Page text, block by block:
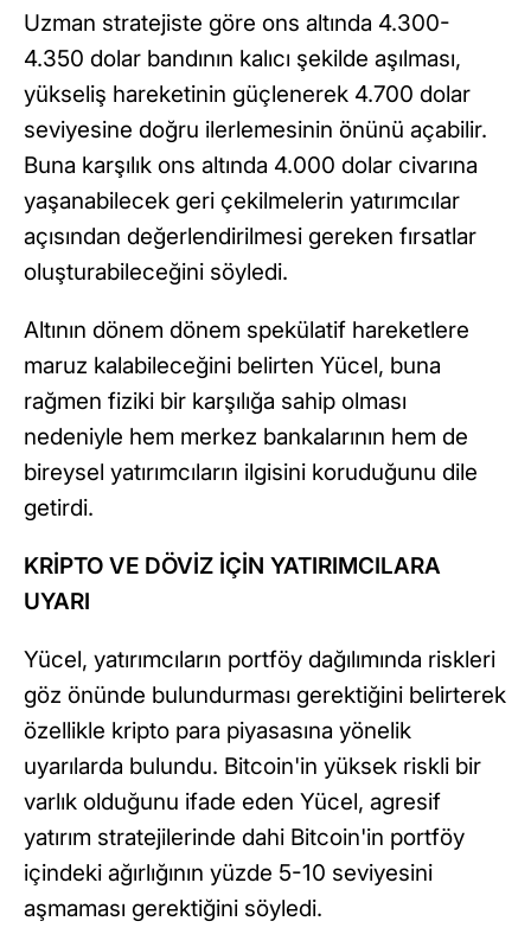
Uzman stratejiste göre ons altında 4.300-
4.350 dolar bandının kalıcı şekilde aşılması,
yükseliş hareketinin güçlenerek 4.700 dolar
seviyesine doğru ilerlemesinin önünü açabilir.
Buna karşılık ons altında 4.000 dolar civarına
yaşanabilecek geri çekilmelerin yatırımcılar
açısından değerlendirilmesi gereken fırsatlar
oluşturabileceğini söyledi.
Altının dönem dönem spekülatif hareketlere
maruz kalabileceğini belirten Yücel, buna
rağmen fiziki bir karşılığa sahip olması
nedeniyle hem merkez bankalarının hem de
bireysel yatırımcıların ilgisini koruduğunu dile
getirdi.
KRİPTO VE DÖVİZ İÇİN YATIRIMCILARA
UYARI
Yücel, yatırımcıların portföy dağılımında riskleri
göz önünde bulundurması gerektiğini belirterek
özellikle kripto para piyasasına yönelik
uyarılarda bulundu. Bitcoin'in yüksek riskli bir
varlık olduğunu ifade eden Yücel, agresif
yatırım stratejilerinde dahi Bitcoin'in portföy
içindeki ağırlığının yüzde 5-10 seviyesini
aşmaması gerektiğini söyledi.